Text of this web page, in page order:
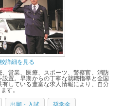
詳細を見る
営業、医療、スポーツ、警察官、消防
置。早期からの丁寧な就職指導と全国
している豊富な求人情報により、自分
す。
出願・入試 奨学金